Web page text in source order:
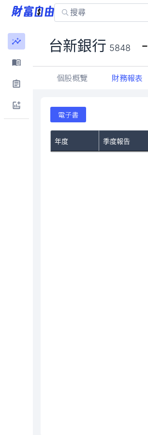
台新銀行 5848 -
個股概覽 財務報表
電子書
年度 季度報告